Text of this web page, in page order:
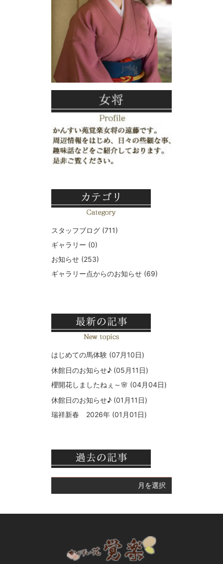
スタッフブログ (711)
ギャラリー (0)
お知らせ (253)
ギャラリー点からのお知らせ (69)
はじめての馬体験 (07月10日)
休館日のお知らせ♪ (05月11日)
櫻開花しましたねぇ～🌸 (04月04日)
休館日のお知らせ♪ (01月11日)
瑞祥新春 2026年 (01月01日)
月を選択